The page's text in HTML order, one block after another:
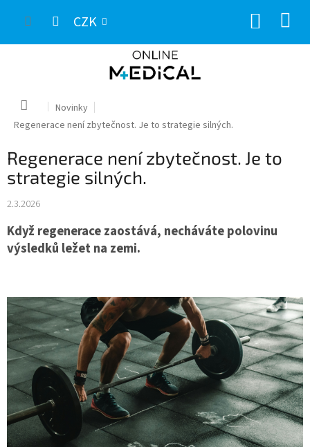
CZK
Domů
Novinky
Regenerace není zbytečnost. Je to strategie silných.
Regenerace není zbytečnost. Je to
strategie silných.
2.3.2026
Když regenerace zaostává, necháváte polovinu
výsledků ležet na zemi.